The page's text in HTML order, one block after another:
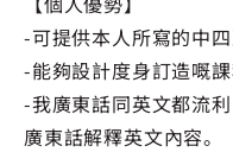
-可提供本人所寫的中
-能夠設計度身訂造嘅課
-我廣東話同英文都流
廣東話解釋英文內容。